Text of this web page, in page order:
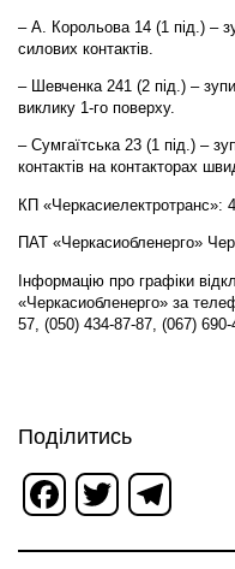
– А. Корольова 14 (1 під.) –
силових контактів.
– Шевченка 241 (2 під.) –
виклику 1-го поверху.
– Сумгаїтська 23 (1 під.) –
контактів на контакторах
КП «Черкасиелектротранс»:
ПАТ «Черкасиобленерго»
Інформацію про графіки
«Черкасиобленерго» за
57, (050) 434-87-87, (067) 690-
Поділитись
Facebook
Twitter